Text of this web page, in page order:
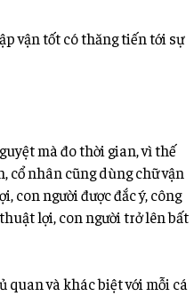
vận tốt có thăng tiến tới sự
mà đo thời gian, vì thế
cổ nhân cũng dùng chữ vận
con người được đắc ý, công
lợi, con người trở lên bất
quan và khác biệt với mỗi cá